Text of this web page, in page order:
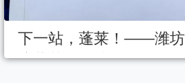
下一站，蓬莱！——潍坊
境蓬莱邀您赴约～